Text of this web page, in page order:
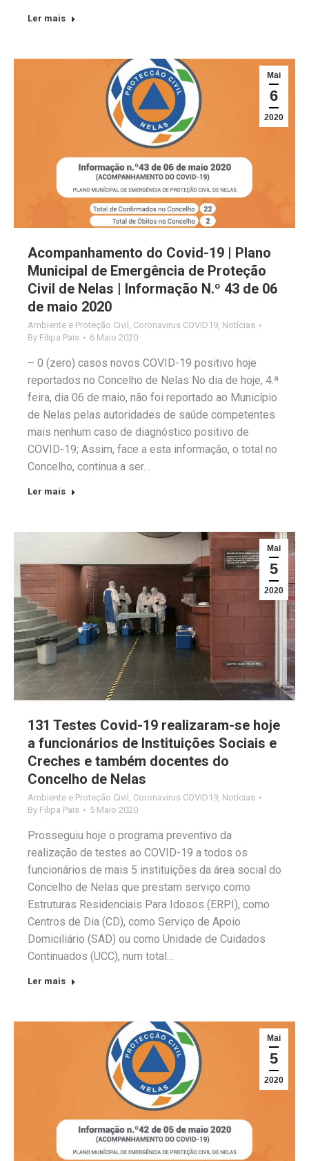
Ler mais
Mai
6
2020
Acompanhamento do Covid-19 | Plano
Municipal de Emergência de Proteção
Civil de Nelas | Informação N.º 43 de 06
de maio 2020
Ambiente e Proteção Civil Coronavirus COVID19 Notícias
By Filipa Pais 6 Maio 2020
– 0 (zero) casos novos COVID-19 positivo hoje
reportados no Concelho de Nelas No dia de hoje, 4.ª
feira, dia 06 de maio, não foi reportado ao Município
de Nelas pelas autoridades de saúde competentes
mais nenhum caso de diagnóstico positivo de
COVID-19; Assim, face a esta informação, o total no
Concelho, continua a ser…
Ler mais
Mai
5
2020
131 Testes Covid-19 realizaram-se hoje
a funcionários de Instituições Sociais e
Creches e também docentes do
Concelho de Nelas
Ambiente e Proteção Civil Coronavirus COVID19 Notícias
By Filipa Pais 5 Maio 2020
Prosseguiu hoje o programa preventivo da
realização de testes ao COVID-19 a todos os
funcionários de mais 5 instituições da área social do
Concelho de Nelas que prestam serviço como
Estruturas Residenciais Para Idosos (ERPI), como
Centros de Dia (CD), como Serviço de Apoio
Domiciliário (SAD) ou como Unidade de Cuidados
Continuados (UCC), num total…
Ler mais
Mai
5
2020